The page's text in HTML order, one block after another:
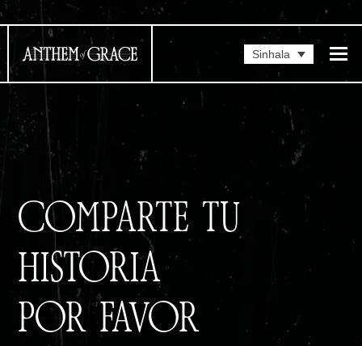
Sinhala
COMPARTE TU
HISTORIA
POR FAVOR